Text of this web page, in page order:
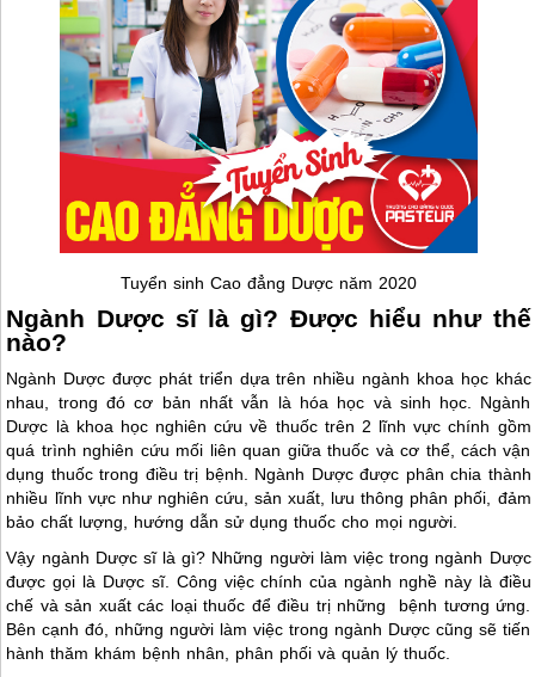
Tuyển sinh Cao đẳng Dược năm 2020
Ngành Dược sĩ là gì? Được hiểu như thế
nào?
Ngành Dược được phát triển dựa trên nhiều ngành khoa học khác
nhau, trong đó cơ bản nhất vẫn là hóa học và sinh học. Ngành
Dược là khoa học nghiên cứu về thuốc trên 2 lĩnh vực chính gồm
quá trình nghiên cứu mối liên quan giữa thuốc và cơ thể, cách vận
dụng thuốc trong điều trị bệnh. Ngành Dược được phân chia thành
nhiều lĩnh vực như nghiên cứu, sản xuất, lưu thông phân phối, đảm
bảo chất lượng, hướng dẫn sử dụng thuốc cho mọi người.
Vậy ngành Dược sĩ là gì? Những người làm việc trong ngành Dược
được gọi là Dược sĩ. Công việc chính của ngành nghề này là điều
chế và sản xuất các loại thuốc để điều trị những bệnh tương ứng.
Bên cạnh đó, những người làm việc trong ngành Dược cũng sẽ tiến
hành thăm khám bệnh nhân, phân phối và quản lý thuốc.